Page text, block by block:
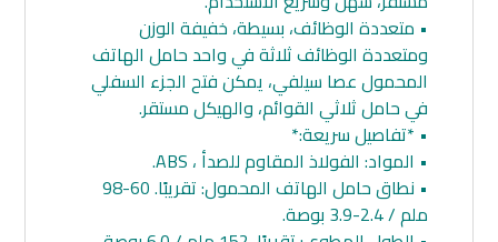
• متعددة الوظائف، بسيطة، خفيفة الوزن
ومتعددة الوظائف ثلاثة في واحد حامل الهاتف
المحمول عصا سيلفي، يمكن فتح الجزء السفلي
في حامل ثلاثي القوائم، والهيكل مستقر.
• *تفاصيل سريعة:*
• المواد: الفولاذ المقاوم للصدأ ، ABS.
• نطاق حامل الهاتف المحمول: تقريبًا. 60-98
ملم / 2.4-3.9 بوصة.